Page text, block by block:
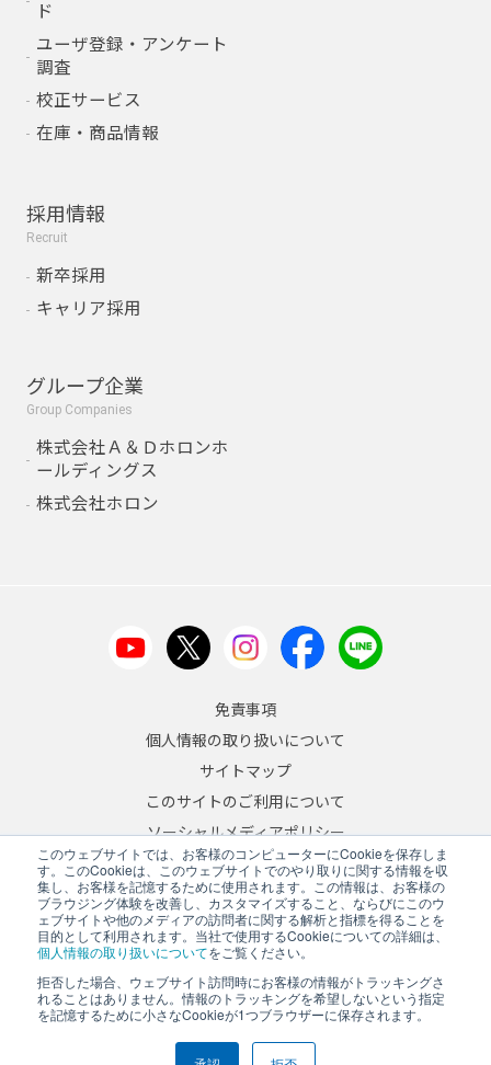
このウェブサイトでは、お客様のコンピューターにCookieを保存しま
す。このCookieは、このウェブサイトでのやり取りに関する情報を収
集し、お客様を記憶するために使用されます。この情報は、お客様の
ブラウジング体験を改善し、カスタマイズすること、ならびにこのウ
ェブサイトや他のメディアの訪問者に関する解析と指標を得ることを
目的として利用されます。当社で使用するCookieについての詳細は、
個人情報の取り扱いについてをご覧ください。
拒否した場合、ウェブサイト訪問時にお客様の情報がトラッキングさ
れることはありません。情報のトラッキングを希望しないという指定
を記憶するために小さなCookieが1つブラウザーに保存されます。
ド
ユーザ登録・アンケート
調査
校正サービス
在庫・商品情報
採用情報
Recruit
新卒採用
キャリア採用
グループ企業
Group Companies
株式会社Ａ＆Ｄホロンホ
ールディングス
株式会社ホロン
免責事項
個人情報の取り扱いについて
サイトマップ
このサイトのご利用について
ソーシャルメディアポリシー
反社会的勢力への対応について
JA/EN
Copyright © 2026 A&D Company, Limited
PCサイトを表示する